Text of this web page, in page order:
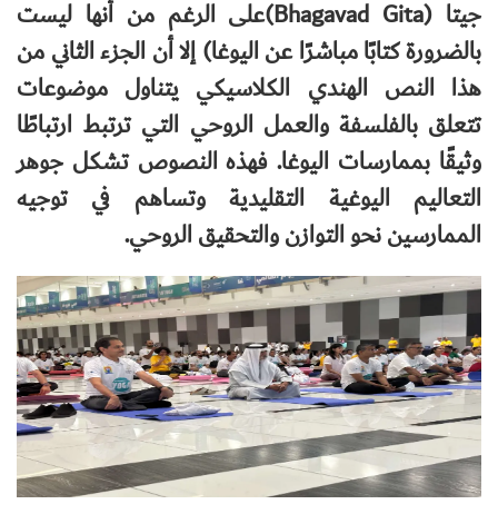
جيتا (Bhagavad Gita)على الرغم من أنها ليست
بالضرورة كتابًا مباشرًا عن اليوغا) إلا أن الجزء الثاني من
هذا النص الهندي الكلاسيكي يتناول موضوعات
تتعلق بالفلسفة والعمل الروحي التي ترتبط ارتباطًا
وثيقًا بممارسات اليوغا. فهذه النصوص تشكل جوهر
التعاليم اليوغية التقليدية وتساهم في توجيه
الممارسين نحو التوازن والتحقيق الروحي.